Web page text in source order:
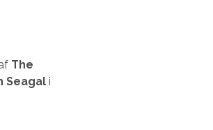
The
Seagal i